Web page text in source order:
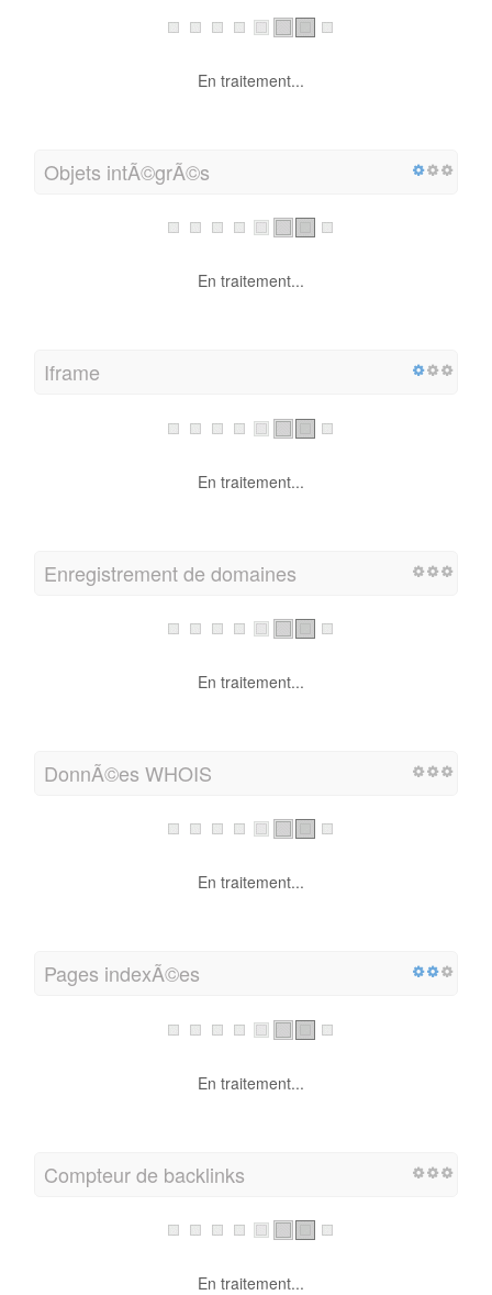
En traitement...
Objets intÃ©grÃ©s
En traitement...
Iframe
En traitement...
Enregistrement de domaines
En traitement...
DonnÃ©es WHOIS
En traitement...
Pages indexÃ©es
En traitement...
Compteur de backlinks
En traitement...